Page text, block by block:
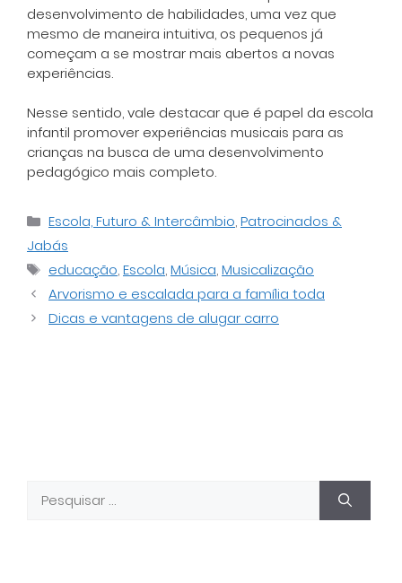
desenvolvimento de habilidades, uma vez que
mesmo de maneira intuitiva, os pequenos já
começam a se mostrar mais abertos a novas
experiências.
Nesse sentido, vale destacar que é papel da escola
infantil promover experiências musicais para as
crianças na busca de uma desenvolvimento
pedagógico mais completo.
Categorias
Escola, Futuro & Intercâmbio,Patrocinados &
Jabás
Tags
educação,Escola,Música,Musicalização
Arvorismo e escalada para a família toda
Dicas e vantagens de alugar carro
por: